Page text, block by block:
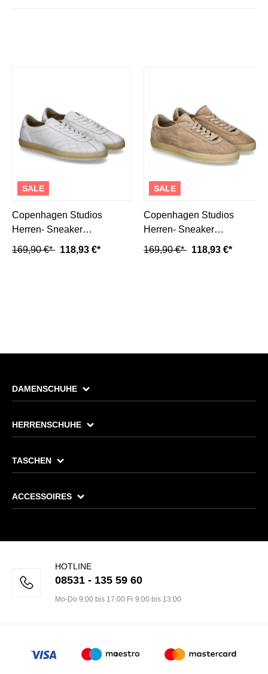
SALE
Copenhagen Studios
Herren- Sneaker
CPH121M- weiß/ white
169,90 €* 118,93 €*
SALE
Copenhagen Studios
Herren- Sneaker
CPH121M- sand/ beige
169,90 €* 118,93 €*
DAMENSCHUHE
HERRENSCHUHE
TASCHEN
ACCESSOIRES
HOTLINE
08531 - 135 59 60
Mo-Do 9:00 bis 17:00 Fr 9:00 bis 13:00